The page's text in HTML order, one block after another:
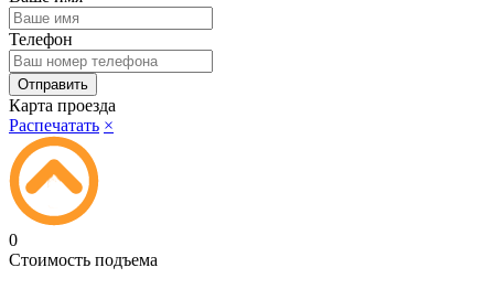
Телефон
Карта проезда
Распечатать ×
0
Стоимость подъема